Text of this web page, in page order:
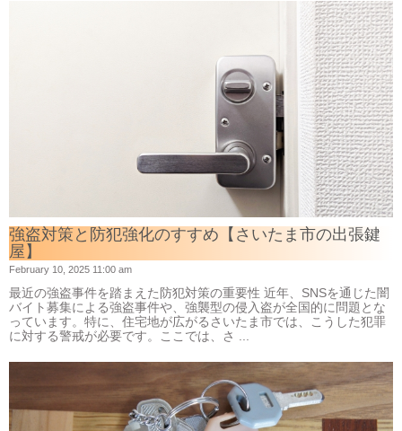
強盗対策と防犯強化のすすめ【さいたま市の出張鍵
屋】
February 10, 2025 11:00 am
最近の強盗事件を踏まえた防犯対策の重要性 近年、SNSを通じた闇
バイト募集による強盗事件や、強襲型の侵入盗が全国的に問題とな
っています。特に、住宅地が広がるさいたま市では、こうした犯罪
に対する警戒が必要です。ここでは、さ ...